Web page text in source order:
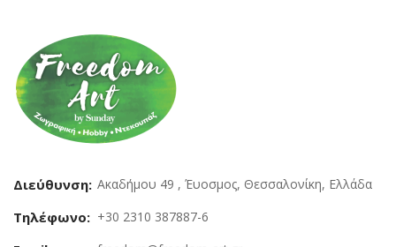
Διεύθυνση: Ακαδήμου 49 , Έυοσμος, Θεσσαλονίκη, Ελλάδα
Τηλέφωνο: +30 2310 387887-6